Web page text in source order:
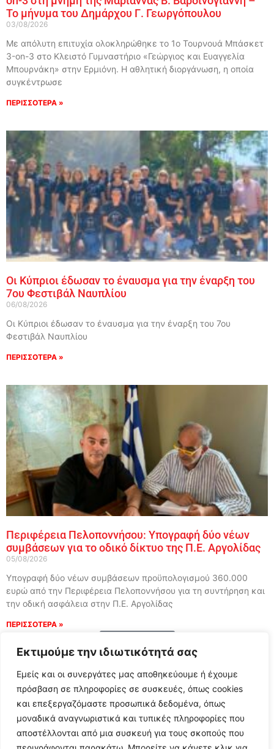
Εκτιμούμε την ιδιωτικότητά σας
Εμείς και οι συνεργάτες μας αποθηκεύουμε ή έχουμε
πρόσβαση σε πληροφορίες σε συσκευές, όπως cookies
και επεξεργαζόμαστε προσωπικά δεδομένα, όπως
μοναδικά αναγνωριστικά και τυπικές πληροφορίες που
αποστέλλονται από μια συσκευή για τους σκοπούς που
Το μήνυμα του Δημάρχου Γ. Γεωργόπουλου
03/08/2026
Με απόλυτη επιτυχία ολοκληρώθηκε το 1ο Τουρνουά Μπάσκετ
3-on-3 στο Κλειστό Γυμναστήριο «Γεώργιος και Ευαγγελία
Μπουρνάκη» στην Ερμιόνη. Η αθλητική διοργάνωση, η οποία
συγκέντρωσε
ΠΕΡΙΣΣΟΤΕΡΑ »
Οι Κύπριοι έδωσαν το έναυσμα για την έναρξη του
7ου Φεστιβάλ Ναυπλίου
06/08/2026
Οι Κύπριοι έδωσαν το έναυσμα για την έναρξη του 7ου
Φεστιβάλ Ναυπλίου
ΠΕΡΙΣΣΟΤΕΡΑ »
Περιφέρεια Πελοποννήσου: Υπογραφή δύο νέων
συμβάσεων για το οδικό δίκτυο της Π.Ε. Αργολίδας
05/08/2026
Υπογραφή δύο νέων συμβάσεων προϋπολογισμού 360.000
ευρώ από την Περιφέρεια Πελοποννήσου για τη συντήρηση και
την οδική ασφάλεια στην Π.Ε. Αργολίδας
ΠΕΡΙΣΣΟΤΕΡΑ »